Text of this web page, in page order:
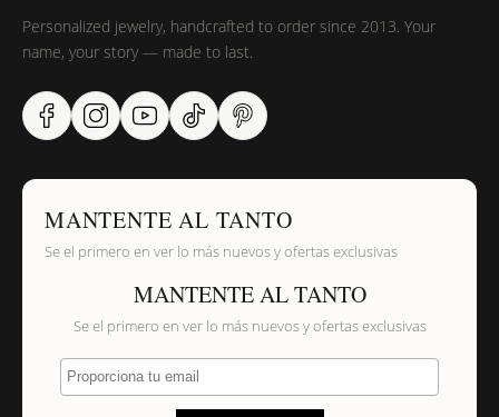
Personalized jewelry, handcrafted to order since 2013. Your
name, your story — made to last.
MANTENTE AL TANTO
Se el primero en ver lo más nuevos y ofertas exclusivas
MANTENTE AL TANTO
Se el primero en ver lo más nuevos y ofertas exclusivas
Proporciona tu email